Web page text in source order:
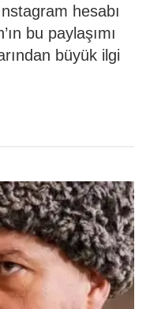
hesabı
bu paylaşımı
büyük ilgi